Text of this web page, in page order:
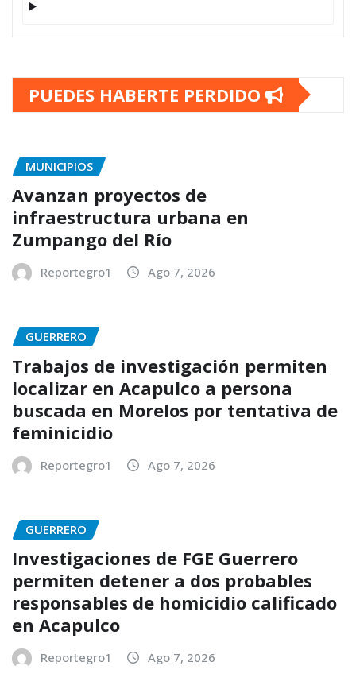
PUEDES HABERTE PERDIDO
MUNICIPIOS
Avanzan proyectos de
infraestructura urbana en
Zumpango del Río
Reportegro1 Ago 7, 2026
GUERRERO
Trabajos de investigación permiten
localizar en Acapulco a persona
buscada en Morelos por tentativa de
feminicidio
Reportegro1 Ago 7, 2026
GUERRERO
Investigaciones de FGE Guerrero
permiten detener a dos probables
responsables de homicidio calificado
en Acapulco
Reportegro1 Ago 7, 2026